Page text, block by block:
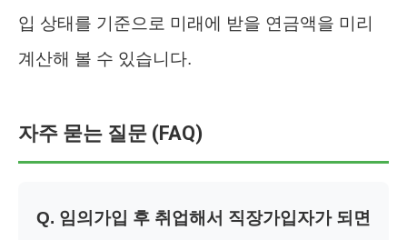
입 상태를 기준으로 미래에 받을 연금액을 미리
계산해 볼 수 있습니다.
자주 묻는 질문 (FAQ)
Q. 임의가입 후 취업해서 직장가입자가 되면